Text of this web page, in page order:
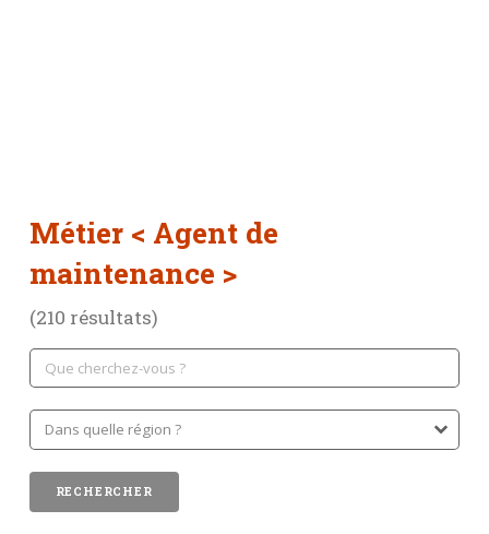
Métier < Agent de
maintenance >
(210 résultats)